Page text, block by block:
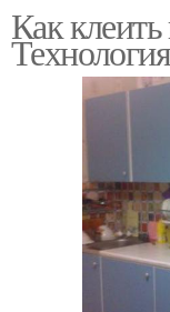
Как